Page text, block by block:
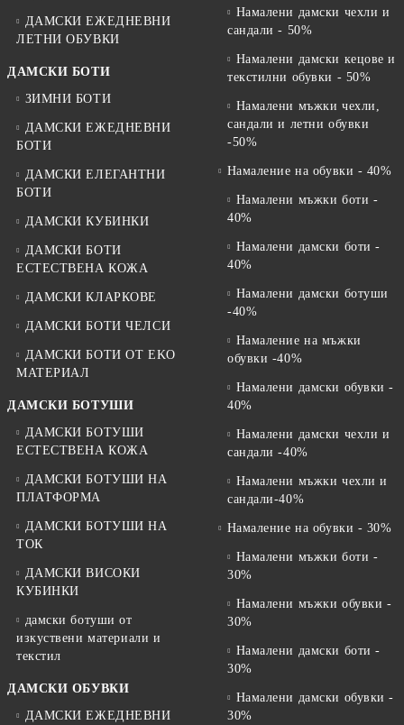
ДАМСКИ ЕЖЕДНЕВНИ
ЛЕТНИ ОБУВКИ
ДАМСКИ БОТИ
ЗИМНИ БОТИ
ДАМСКИ ЕЖЕДНЕВНИ
БОТИ
ДАМСКИ ЕЛЕГАНТНИ
БОТИ
ДАМСКИ КУБИНКИ
ДАМСКИ БОТИ
ЕСТЕСТВЕНА КОЖА
ДАМСКИ КЛАРКОВЕ
ДАМСКИ БОТИ ЧЕЛСИ
ДАМСКИ БОТИ ОТ EKO
МАТЕРИАЛ
ДАМСКИ БОТУШИ
ДАМСКИ БОТУШИ
ЕСТЕСТВЕНА КОЖА
ДАМСКИ БОТУШИ НА
ПЛАТФОРМА
ДАМСКИ БОТУШИ НА
ТОК
ДАМСКИ ВИСОКИ
КУБИНКИ
дамски ботуши от
изкуствени материали и
текстил
ДАМСКИ ОБУВКИ
ДАМСКИ ЕЖЕДНЕВНИ
Намалени дамски чехли и
сандали - 50%
Намалени дамски кецове и
текстилни обувки - 50%
Намалени мъжки чехли,
сандали и летни обувки
-50%
Намаление на обувки - 40%
Намалени мъжки боти -
40%
Намалени дамски боти -
40%
Намалени дамски ботуши
-40%
Намаление на мъжки
обувки -40%
Намалени дамски обувки -
40%
Намалени дамски чехли и
сандали -40%
Намалени мъжки чехли и
сандали-40%
Намаление на обувки - 30%
Намалени мъжки боти -
30%
Намалени мъжки обувки -
30%
Намалени дамски боти -
30%
Намалени дамски обувки -
30%